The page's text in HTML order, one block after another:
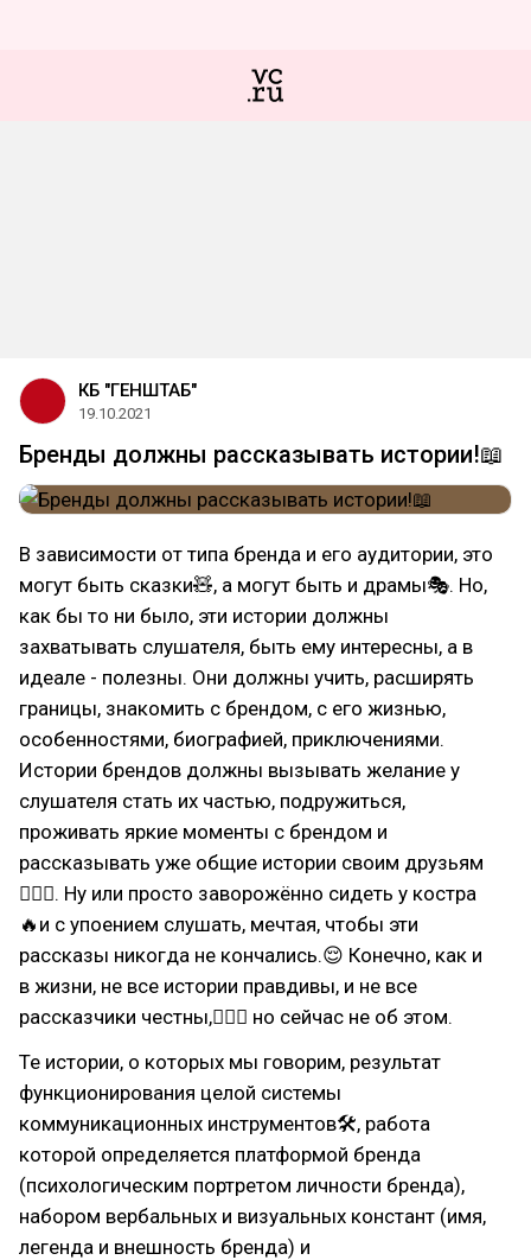
КБ "ГЕНШТАБ"
19.10.2021
Бренды должны рассказывать истории!📖
В зависимости от типа бренда и его аудитории, это
могут быть сказки🧸, а могут быть и драмы🎭. Но,
как бы то ни было, эти истории должны
захватывать слушателя, быть ему интересны, а в
идеале - полезны. Они должны учить, расширять
границы, знакомить с брендом, с его жизнью,
особенностями, биографией, приключениями.
Истории брендов должны вызывать желание у
слушателя стать их частью, подружиться,
проживать яркие моменты с брендом и
рассказывать уже общие истории своим друзьям
💁🏻‍♀. Ну или просто заворожённо сидеть у костра
🔥и с упоением слушать, мечтая, чтобы эти
рассказы никогда не кончались.😌 Конечно, как и
в жизни, не все истории правдивы, и не все
рассказчики честны,🤷🏻‍♂ но сейчас не об этом.
Те истории, о которых мы говорим, результат
функционирования целой системы
коммуникационных инструментов🛠, работа
которой определяется платформой бренда
(психологическим портретом личности бренда),
набором вербальных и визуальных констант (имя,
легенда и внешность бренда) и